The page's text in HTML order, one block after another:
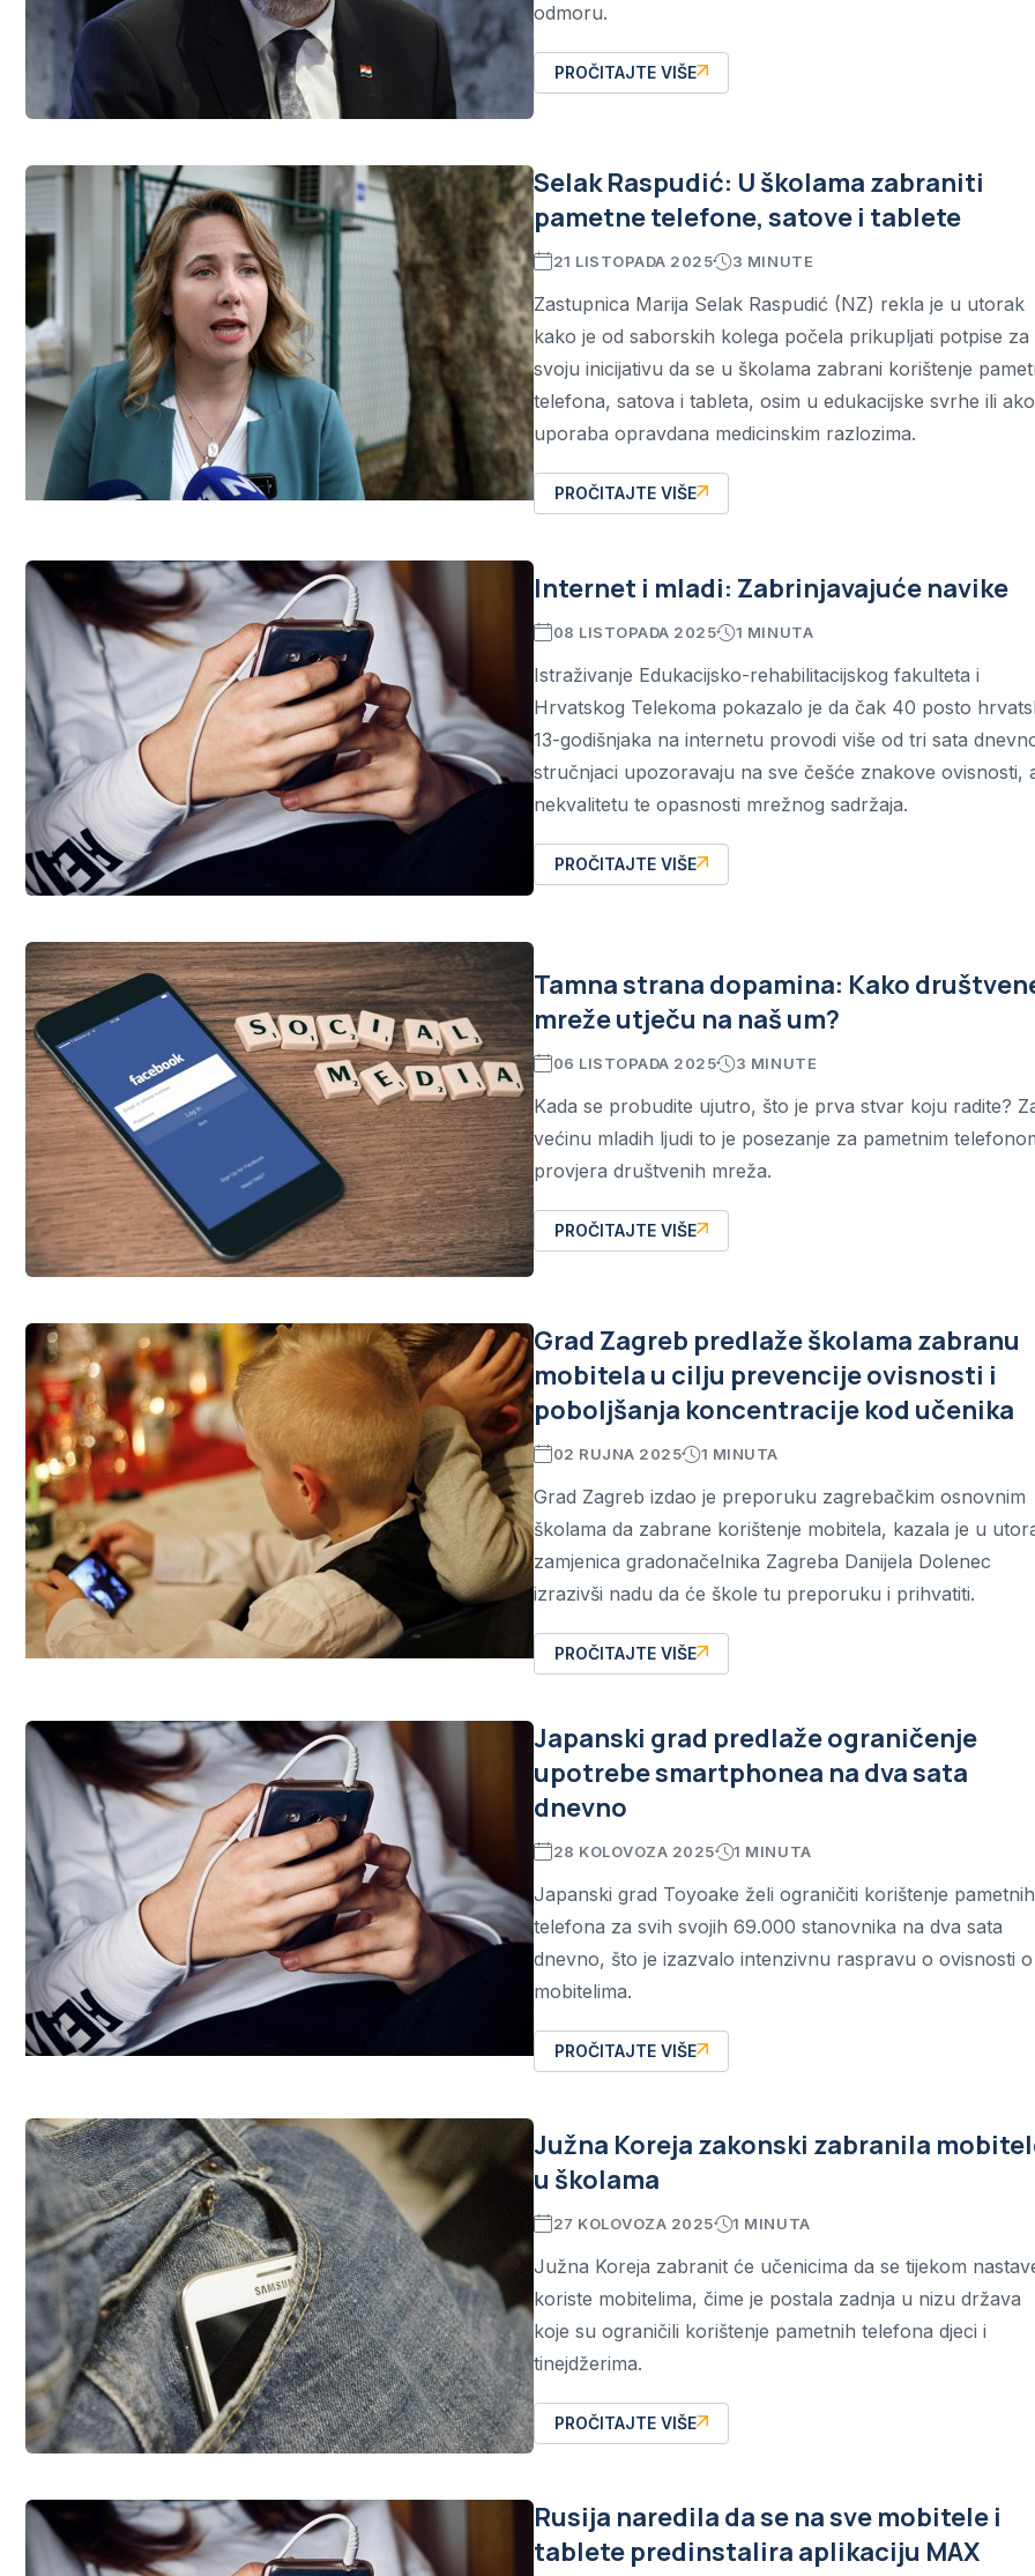
odmoru.
PROČITAJTE VIŠE
Selak Raspudić: U školama zabraniti
pametne telefone, satove i tablete
21 LISTOPADA 2025 3 MINUTE
Zastupnica Marija Selak Raspudić (NZ) rekla je u utorak
kako je od saborskih kolega počela prikupljati potpise za
svoju inicijativu da se u školama zabrani korištenje
telefona, satova i tableta, osim u edukacijske svrhe ili
uporaba opravdana medicinskim razlozima.
PROČITAJTE VIŠE
Internet i mladi: Zabrinjavajuće navike
08 LISTOPADA 2025 1 MINUTA
Istraživanje Edukacijsko-rehabilitacijskog fakulteta i
Hrvatskog Telekoma pokazalo je da čak 40 posto
13-godišnjaka na internetu provodi više od tri sata
stručnjaci upozoravaju na sve češće znakove ovisnosti,
nekvalitetu te opasnosti mrežnog sadržaja.
PROČITAJTE VIŠE
Tamna strana dopamina: Kako
mreže utječu na naš um?
06 LISTOPADA 2025 3 MINUTE
Kada se probudite ujutro, što je prva stvar koju radite?
većinu mladih ljudi to je posezanje za pametnim
provjera društvenih mreža.
PROČITAJTE VIŠE
Grad Zagreb predlaže školama zabranu
mobitela u cilju prevencije ovisnosti i
poboljšanja koncentracije kod učenika
02 RUJNA 2025 1 MINUTA
Grad Zagreb izdao je preporuku zagrebačkim osnovnim
školama da zabrane korištenje mobitela, kazala je u
zamjenica gradonačelnika Zagreba Danijela Dolenec
izrazivši nadu da će škole tu preporuku i prihvatiti.
PROČITAJTE VIŠE
Japanski grad predlaže ograničenje
upotrebe smartphonea na dva sata
dnevno
28 KOLOVOZA 2025 1 MINUTA
Japanski grad Toyoake želi ograničiti korištenje pametnih
telefona za svih svojih 69.000 stanovnika na dva sata
dnevno, što je izazvalo intenzivnu raspravu o ovisnosti o
mobitelima.
PROČITAJTE VIŠE
Južna Koreja zakonski zabranila
u školama
27 KOLOVOZA 2025 1 MINUTA
Južna Koreja zabranit će učenicima da se tijekom
koriste mobitelima, čime je postala zadnja u nizu država
koje su ograničili korištenje pametnih telefona djeci i
tinejdžerima.
PROČITAJTE VIŠE
Rusija naredila da se na sve mobitele i
tablete predinstalira aplikaciju MAX